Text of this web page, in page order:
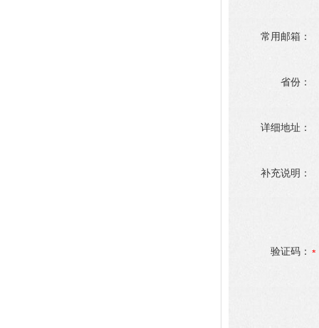
常用邮箱：
省份：
详细地址：
补充说明：
验证码：